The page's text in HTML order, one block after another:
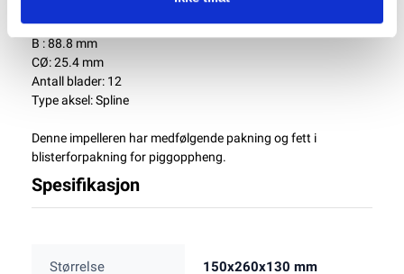
Tekniske spesifikasjoner:
AØ: 95 mm
B : 88.8 mm
CØ: 25.4 mm
Antall blader: 12
Type aksel: Spline
Denne impelleren har medfølgende pakning og fett i
blisterforpakning for piggoppheng.
Spesifikasjon
Størrelse 150x260x130 mm